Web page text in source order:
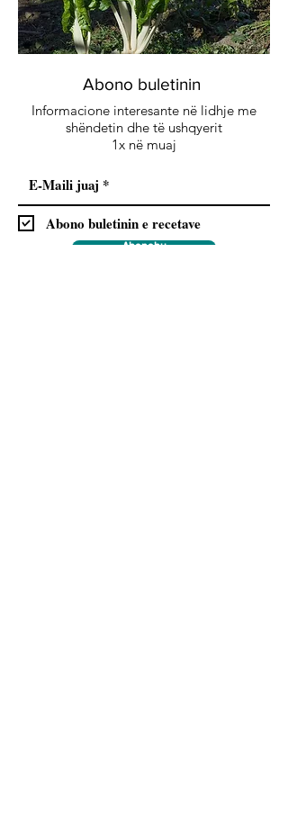
Abono buletinin
Informacione interesante në lidhje me
shëndetin dhe të ushqyerit
1x në muaj
Abono buletinin e recetave
Abonohu